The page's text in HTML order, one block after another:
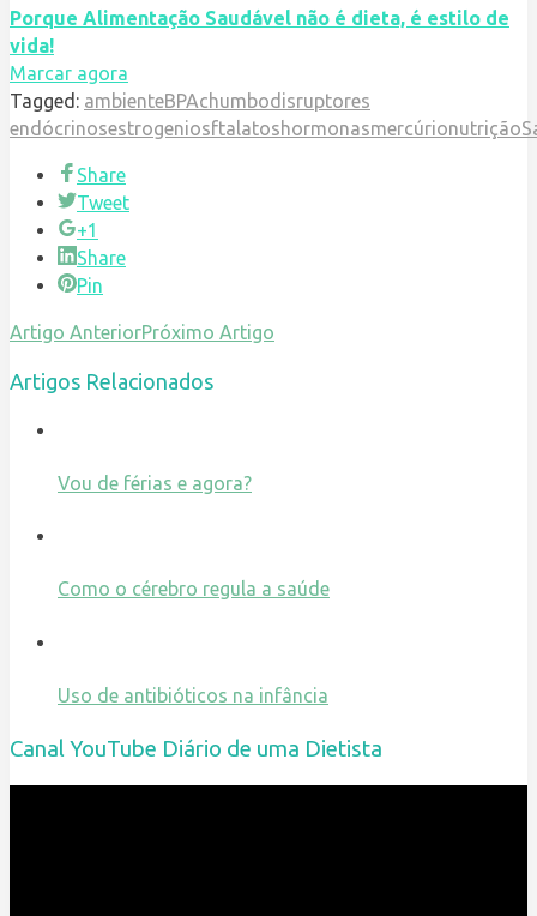
Porque Alimentação Saudável não é dieta, é estilo de
vida!
Marcar agora
Tagged: ambienteBPAchumbodisruptores
endócrinosestrogeniosftalatoshormonasmercúrionutrição
Share
Tweet
+1
Share
Pin
Artigo AnteriorPróximo Artigo
Artigos Relacionados
Vou de férias e agora?
Como o cérebro regula a saúde
Uso de antibióticos na infância
Canal YouTube Diário de uma Dietista